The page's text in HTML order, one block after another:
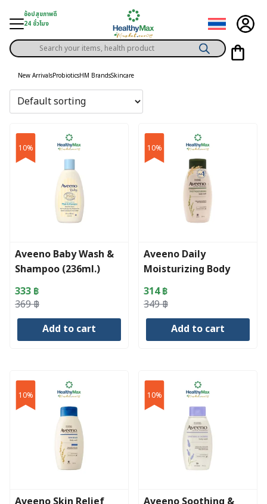
content
ช้อปสุขภาพดี
24 ชั่วโมง
Solution
Privilege
Content
Products
search
New ArrivalsProbioticsHM BrandsSkincare
10%
Aveeno Baby Wash &
Shampoo (236ml.)
369฿
Original
price
333 ฿
Current
price
Add to cart
10%
Aveeno Daily
Moisturizing Body
Wash (354ml.)
349฿
Original
price
314฿
Current
price
Add to cart
10% 10%